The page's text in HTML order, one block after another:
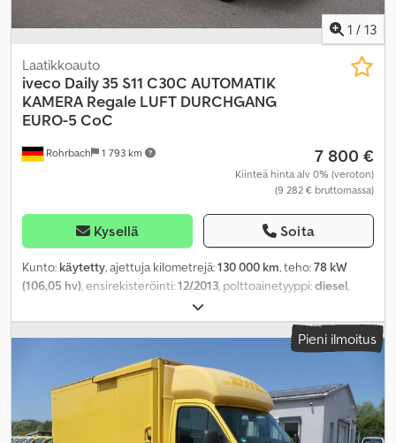
1 / 13
Rohrbach 1 793 km
Laatikkoauto
iveco Daily 35 S11 C30C AUTOMATIK
KAMERA Regale LUFT DURCHGANG
EURO-5 CoC
7 800 €
Kiinteä hinta alv 0% (veroton)
(9 282 € bruttomassa)
Kysellä Soita
Kunto: käytetty, ajettuja kilometrejä:130 000 km, teho:78 kW
(106,05 hv) , ensirekisteröinti:12/2013 , polttoainetyyppi:diesel
, maksimi kuormauspaino:
kokonaispaino:3 500 kg, akselikokoonpano:4x2, akseliväli:3 750
mm, polttoaine:diesel, polttoaineenkulutus (kaupunkiajo):9 l/100
, polttoaineenkulutus (maantieajossa):
polttoaineenkulutus:7,9 l/100 km , väri:keltainen
vaihteistotyyppi:
automaattinen, päästöluokka:Euro 5, jousitus:
, istuimien määrä: , kokonaispituus:6 849 mm, kuormatilan
pituus:
, lastitilan leveys:2 000 mm, kuormatilan korkeus:
Pieni ilmoitus